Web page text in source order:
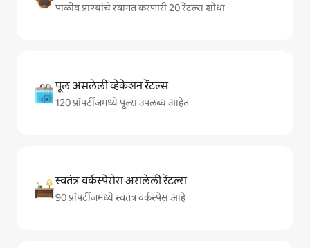
पाळीव प्राण्यांचे स्वागत करणारी 20 रेंटल्स शोधा
पूल असलेली व्हेकेशन रेंटल्स
120 प्रॉपर्टीजमध्ये पूल्स उपलब्ध आहेत
स्वतंत्र वर्कस्पेसेस असलेली रेंटल्स
90 प्रॉपर्टीजमध्ये स्वतंत्र वर्कस्पेस आहे